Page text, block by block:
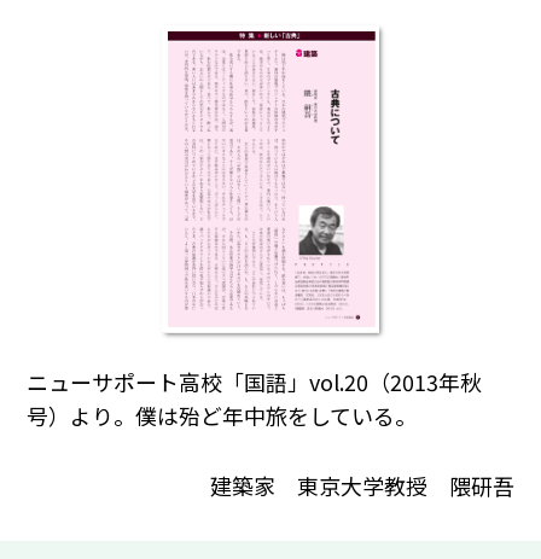
ニューサポート高校「国語」vol.20（2013年秋
号）より。僕は殆ど年中旅をしている。
建築家 東京大学教授 隈研吾